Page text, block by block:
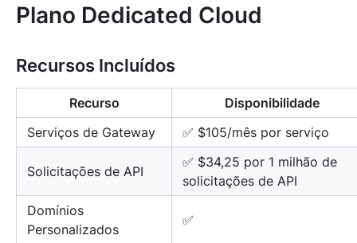
Plano Dedicated Cloud
Recursos Incluídos
Recurso
Disponibilidade
Serviços de Gateway
✅ $105/mês por serviço
Solicitações de API
✅ $34,25 por 1 milhão de
solicitações de API
Domínios
Personalizados
✅